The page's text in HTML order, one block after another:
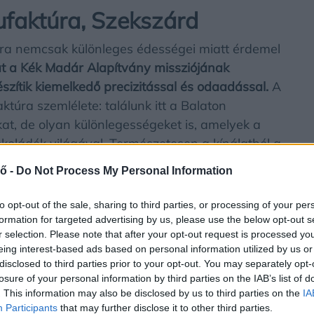
- Do Not Process My Personal Information
opt-out of the sale, sharing to third parties, or processing of your
for targeted advertising by us, please use the below opt-out
selection. Please note that after your opt-out request is processed
interest-based ads based on personal information utilized by us
to third parties prior to your opt-out. You may separately
of your personal information by third parties on the IAB’s list of
This information may also be disclosed by us to third parties on the
Participants that may further disclose it to other third parties.
Szekszárd
nemcsak különleges édességei miatt érdemel
a Kék Madár Alapítvány missziójának
kiemelkedő precizitással és odaadással. A
szemlélete: találunk itt a Balaton
de olyan különlegességeket is, amelyek a
világával. Természetesen a kínálatból a
sem maradhat ki.
hozzák a csokoládékészítés világát. A
BeSweet történetét és a manufaktúra
kóstolhatunk meg. Az Alkotó
nyerhetnek a csokoládékészítés
saját kezűleg el is készíthetik a
töltésen át egészen a díszítésig a teljes